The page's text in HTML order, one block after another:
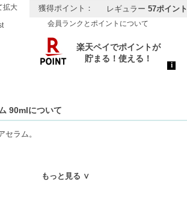
拡大
獲得ポイント： レギュラー 57ポイント
会員ランクとポイントについて
90mlについて
ラム。
の問題を引き起こす可能性があります。これは悪
もっと見る ∨